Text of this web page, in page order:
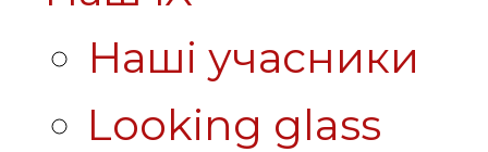
Наші учасники
Looking glass